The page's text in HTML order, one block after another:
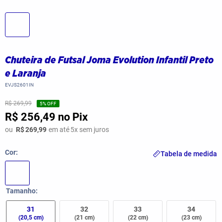
Chuteira de Futsal Joma Evolution Infantil Preto
e Laranja
EVJS2601IN
R$ 269,99 5% OFF
R$ 256,49 no Pix
ou R$269,99 em até5x sem juros
Cor
Tamanho
31
(20,5 cm)
32
(21 cm)
33
(22 cm)
34
(23 cm)
Tabela de medida